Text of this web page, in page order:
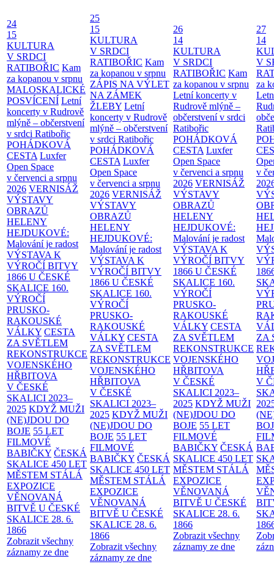
24
15
KULTURA
V SRDCI
RATIBOŘIC Kam
za kopanou v srpnu
MALOSKALICKÉ
POSVÍCENÍ Letní
koncerty v Rudrově
mlýně – občerstvení
v srdci Ratibořic
POHÁDKOVÁ
CESTA Luxfer
Open Space
v červenci a srpnu
2026 VERNISÁŽ
VÝSTAVY
OBRAZŮ
HELENY
HEJDUKOVÉ:
Malování je radost
VÝSTAVA K
VÝROČÍ BITVY
1866 U ČESKÉ
SKALICE 160.
VÝROČÍ
PRUSKO-
RAKOUSKÉ
VÁLKY CESTA
ZA SVĚTLEM
REKONSTRUKCE
VOJENSKÉHO
HŘBITOVA
V ČESKÉ
SKALICI 2023–
2025 KDYŽ MUŽI
(NE)JDOU DO
BOJE 55 LET
FILMOVÉ
BABIČKY ČESKÁ
SKALICE 450 LET
MĚSTEM STÁLÁ
EXPOZICE
VĚNOVANÁ
BITVĚ U ČESKÉ
SKALICE 28. 6.
1866
Zobrazit všechny
záznamy ze dne
25
15
KULTURA
V SRDCI
RATIBOŘIC Kam
za kopanou v srpnu
ZÁPIS NA VÝLET
NA ZÁMEK
ŽLEBY Letní
koncerty v Rudrově
mlýně – občerstvení
v srdci Ratibořic
POHÁDKOVÁ
CESTA Luxfer
Open Space
v červenci a srpnu
2026 VERNISÁŽ
VÝSTAVY
OBRAZŮ
HELENY
HEJDUKOVÉ:
Malování je radost
VÝSTAVA K
VÝROČÍ BITVY
1866 U ČESKÉ
SKALICE 160.
VÝROČÍ
PRUSKO-
RAKOUSKÉ
VÁLKY CESTA
ZA SVĚTLEM
REKONSTRUKCE
VOJENSKÉHO
HŘBITOVA
V ČESKÉ
SKALICI 2023–
2025 KDYŽ MUŽI
(NE)JDOU DO
BOJE 55 LET
FILMOVÉ
BABIČKY ČESKÁ
SKALICE 450 LET
MĚSTEM STÁLÁ
EXPOZICE
VĚNOVANÁ
BITVĚ U ČESKÉ
SKALICE 28. 6.
1866
Zobrazit všechny
záznamy ze dne
26
14
KULTURA
V SRDCI
RATIBOŘIC Kam
za kopanou v srpnu
Letní koncerty v
Rudrově mlýně –
občerstvení v srdci
Ratibořic
POHÁDKOVÁ
CESTA Luxfer
Open Space
v červenci a srpnu
2026 VERNISÁŽ
VÝSTAVY
OBRAZŮ
HELENY
HEJDUKOVÉ:
Malování je radost
VÝSTAVA K
VÝROČÍ BITVY
1866 U ČESKÉ
SKALICE 160.
VÝROČÍ
PRUSKO-
RAKOUSKÉ
VÁLKY CESTA
ZA SVĚTLEM
REKONSTRUKCE
VOJENSKÉHO
HŘBITOVA
V ČESKÉ
SKALICI 2023–
2025 KDYŽ MUŽI
(NE)JDOU DO
BOJE 55 LET
FILMOVÉ
BABIČKY ČESKÁ
SKALICE 450 LET
MĚSTEM STÁLÁ
EXPOZICE
VĚNOVANÁ
BITVĚ U ČESKÉ
SKALICE 28. 6.
1866
Zobrazit všechny
záznamy ze dne
27
14
V
za
v
ZA
V